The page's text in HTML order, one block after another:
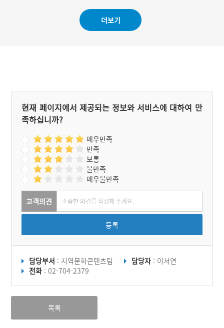
자승을 해하려 하였다. 잠에
서 깬 그는 나루터 뱃사공에
게 꿈 이야기를 했고, 사공
서원을 했는데, 이를 지키지
못했기 때문이라고 한다. 그
는 과거에 급제하여 여주 고
을의 원이 된 후 어머니를
고 한다.
더보기
현재 페이지에서 제공되는 정보와 서비스에 대하여 만
족하십니까?
매우만족
만족
보통
불만족
매우불만족
고객의견
등록
담당부서 : 지역문화콘텐츠팀 담당자 : 이서연
전화 : 02-704-2379
목록